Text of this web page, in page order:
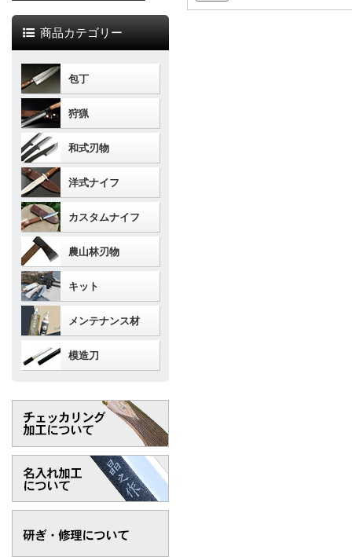
商品カテゴリー
包丁
狩猟
和式刃物
洋式ナイフ
カスタムナイフ
農山林刃物
キット
メンテナンス材
模造刀